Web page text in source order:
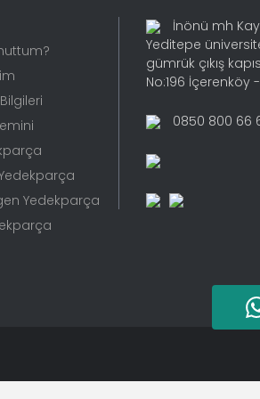
Yedekparça
İnönü mh
Yeditepe
gümrük çıkış
No:196 İçerenköy -
0850 800 66